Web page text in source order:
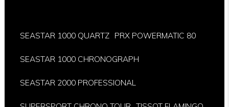
SEASTAR 1000 QUARTZ PRX POWERMATIC 80
SEASTAR 1000 CHRONOGRAPH
SEASTAR 2000 PROFESSIONAL